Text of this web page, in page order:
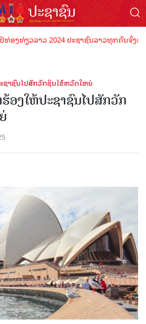
ອງທ່ຽວລາວ 2024 ປະຊາຊົນລາວທຸກຄົນຈົ່ງພ້
ຊາຊົນໄປສັກວັກຊິນໄຂ້ຫວັດໃຫຍ່
ອງໃຫ້ປະຊາຊົນໄປສັກວັກ